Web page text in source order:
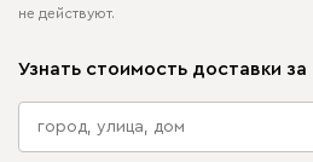
не действуют.
Узнать стоимость доставки за